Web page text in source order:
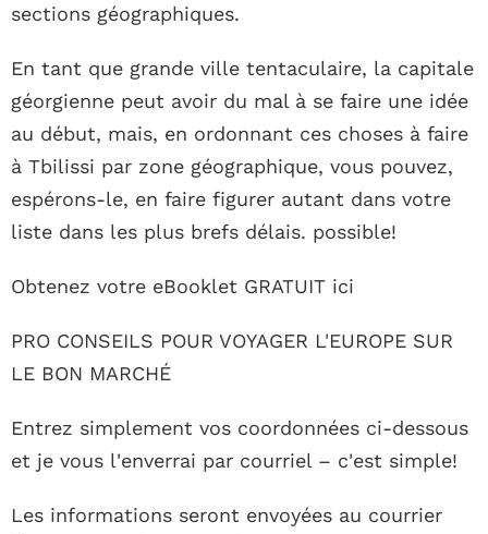
sections géographiques.
En tant que grande ville tentaculaire, la capitale
géorgienne peut avoir du mal à se faire une idée
au début, mais, en ordonnant ces choses à faire
à Tbilissi par zone géographique, vous pouvez,
espérons-le, en faire figurer autant dans votre
liste dans les plus brefs délais. possible!
Obtenez votre eBooklet GRATUIT ici
PRO CONSEILS POUR VOYAGER L'EUROPE SUR
LE BON MARCHÉ
Entrez simplement vos coordonnées ci-dessous
et je vous l'enverrai par courriel – c'est simple!
Les informations seront envoyées au courrier